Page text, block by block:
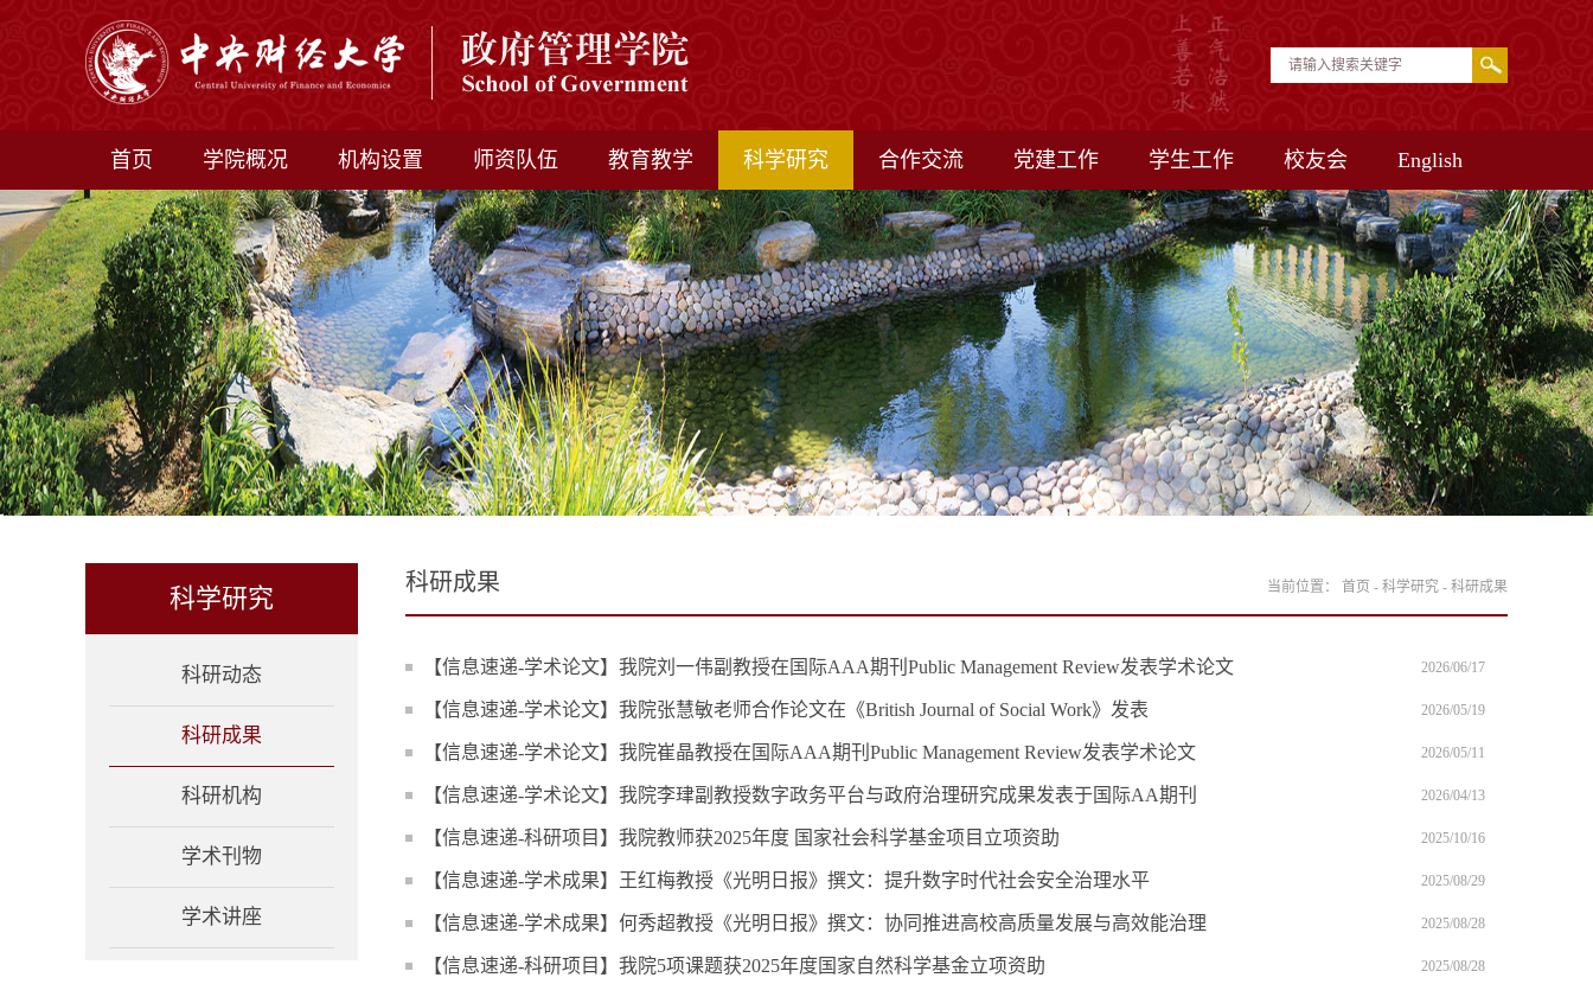
首页 学院概况 机构设置 师资队伍 教育教学 科学研究 合作交流 党建工作 学生工作 校友会 English
科学研究
科研动态
科研成果
科研机构
学术刊物
学术讲座
科研成果 当前位置： 首页 - 科学研究 - 科研成果
【信息速递-学术论文】我院刘一伟副教授在国际AAA期刊Public Management Review发表学术论文 2026/06/17
【信息速递-学术论文】我院张慧敏老师合作论文在《British Journal of Social Work》发表 2026/05/19
【信息速递-学术论文】我院崔晶教授在国际AAA期刊Public Management Review发表学术论文 2026/05/11
【信息速递-学术论文】我院李珒副教授数字政务平台与政府治理研究成果发表于国际AA期刊 2026/04/13
【信息速递-科研项目】我院教师获2025年度 国家社会科学基金项目立项资助 2025/10/16
【信息速递-学术成果】王红梅教授《光明日报》撰文：提升数字时代社会安全治理水平 2025/08/29
【信息速递-学术成果】何秀超教授《光明日报》撰文：协同推进高校高质量发展与高效能治理 2025/08/28
【信息速递-科研项目】我院5项课题获2025年度国家自然科学基金立项资助 2025/08/28